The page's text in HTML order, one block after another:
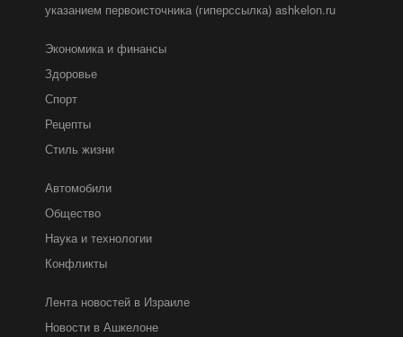
указанием первоисточника (гиперссылка) ashkelon.ru
Экономика и финансы
Здоровье
Спорт
Рецепты
Стиль жизни
Автомобили
Общество
Наука и технологии
Конфликты
Лента новостей в Израиле
Новости в Ашкелоне